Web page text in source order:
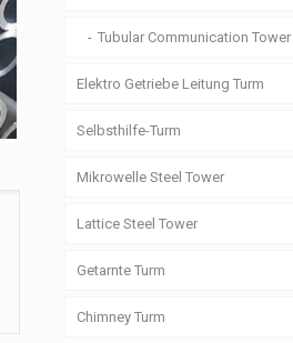
Tubular Communication Tower
Elektro Getriebe Leitung Turm
Selbsthilfe-Turm
Mikrowelle Steel Tower
Lattice Steel Tower
Getarnte Turm
Chimney Turm